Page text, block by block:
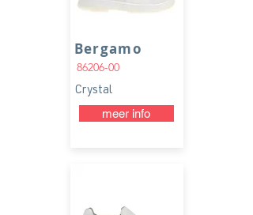
Bergamo
86206-00
Crystal
meer info